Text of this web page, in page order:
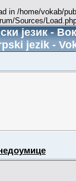
in /home/vokab/
Sources/
језик -
jezik -